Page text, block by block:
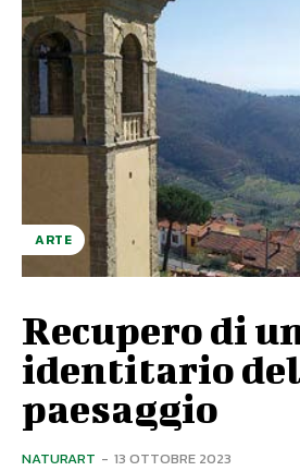
ARTE
Recupero di
identitario del
paesaggio
NATURART - 13 OTTOBRE 2023